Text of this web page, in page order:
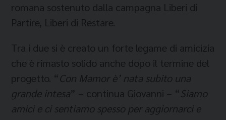
romana sostenuto dalla campagna Liberi di
Partire, Liberi di Restare.
Tra i due si è creato un forte legame di amicizia
che è rimasto solido anche dopo il termine del
progetto. “ Con Mamor è’ nata subito una
grande intesa” – continua Giovanni – “Siamo
amici e ci sentiamo spesso per aggiornarci e